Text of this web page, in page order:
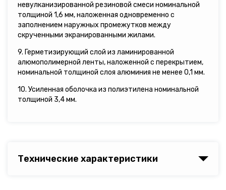
невулканизированной резиновой смеси номинальной
толщиной 1,6 мм, наложенная одновременно с
заполнением наружных промежутков между
скрученными экранированными жилами.
9. Герметизирующий слой из ламинированной
алюмополимерной ленты, наложенной с перекрытием,
номинальной толщиной слоя алюминия не менее 0,1 мм.
10. Усиленная оболочка из полиэтилена номинальной
толщиной 3,4 мм.
Технические характеристики